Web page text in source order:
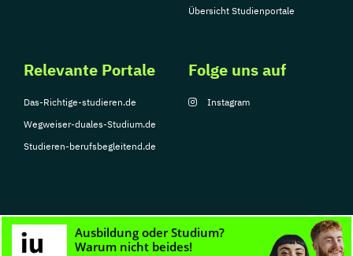
Übersicht Studienportale
Relevante Portale
Das-Richtige-studieren.de
Wegweiser-duales-Studium.de
Studieren-berufsbegleitend.de
Folge uns auf
Instagram
© Copyright 2026, TarGroup Media GmbH